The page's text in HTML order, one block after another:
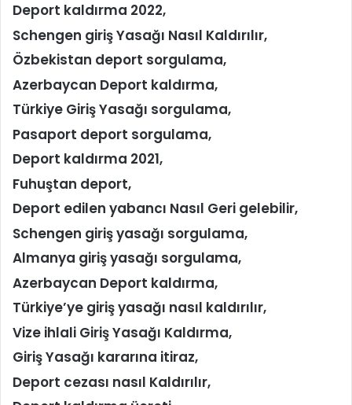
Deport kaldırma 2022,
Schengen giriş Yasağı Nasıl Kaldırılır,
Özbekistan deport sorgulama,
Azerbaycan Deport kaldırma,
Türkiye Giriş Yasağı sorgulama,
Pasaport deport sorgulama,
Deport kaldırma 2021,
Fuhuştan deport,
Deport edilen yabancı Nasıl Geri gelebilir,
Schengen giriş yasağı sorgulama,
Almanya giriş yasağı sorgulama,
Azerbaycan Deport kaldırma,
Türkiye’ye giriş yasağı nasıl kaldırılır,
Vize ihlali Giriş Yasağı Kaldırma,
Giriş Yasağı kararına itiraz,
Deport cezası nasıl Kaldırılır,